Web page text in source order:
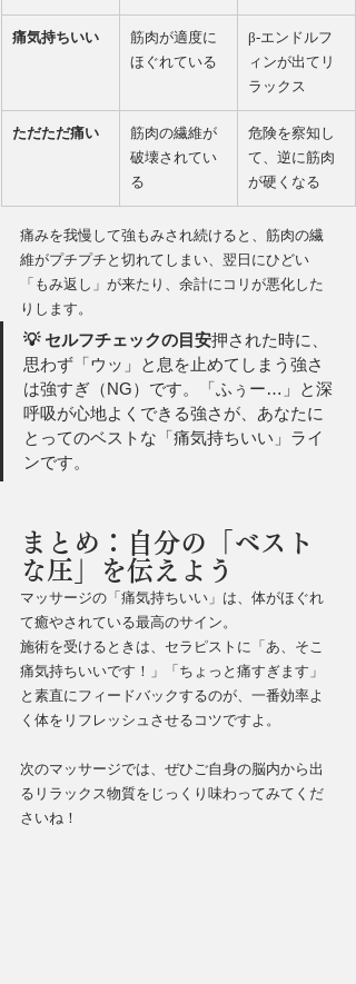
痛気持ちいい
筋肉が適度に
ほぐれている
β-エンドルフ
ィンが出てリ
ラックス
ただただ痛い
筋肉の繊維が
破壊されてい
る
危険を察知し
て、逆に筋肉
が硬くなる
痛みを我慢して強もみされ続けると、筋肉の繊
維がプチプチと切れてしまい、翌日にひどい
「もみ返し」が来たり、余計にコリが悪化した
りします。
💡 セルフチェックの目安押された時に、
思わず「ウッ」と息を止めてしまう強さ
は強すぎ（NG）です。「ふぅー…」と深
呼吸が心地よくできる強さが、あなたに
とってのベストな「痛気持ちいい」ライ
ンです。
まとめ：自分の「ベスト
な圧」を伝えよう
マッサージの「痛気持ちいい」は、体がほぐれ
て癒やされている最高のサイン。
施術を受けるときは、セラピストに「あ、そこ
痛気持ちいいです！」「ちょっと痛すぎます」
と素直にフィードバックするのが、一番効率よ
く体をリフレッシュさせるコツですよ。
次のマッサージでは、ぜひご自身の脳内から出
るリラックス物質をじっくり味わってみてくだ
さいね！